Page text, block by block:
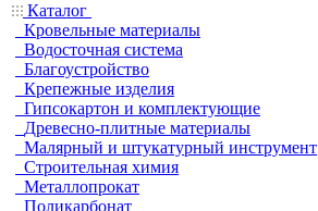
Каталог
Кровельные материалы
Водосточная система
Благоустройство
Крепежные изделия
Гипсокартон и комплектующие
Древесно-плитные материалы
Малярный и штукатурный инструмент
Строительная химия
Металлопрокат
Поликарбонат